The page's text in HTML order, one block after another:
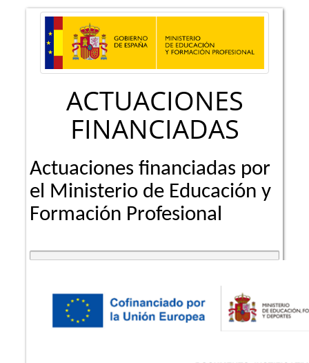
ACTUACIONES
FINANCIADAS
Actuaciones financiadas por
el Ministerio de Educación y
Formación Profesional